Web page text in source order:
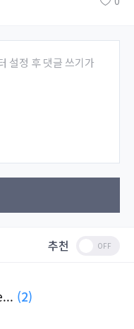
설정 후 댓글 쓰기가
추천
(2)